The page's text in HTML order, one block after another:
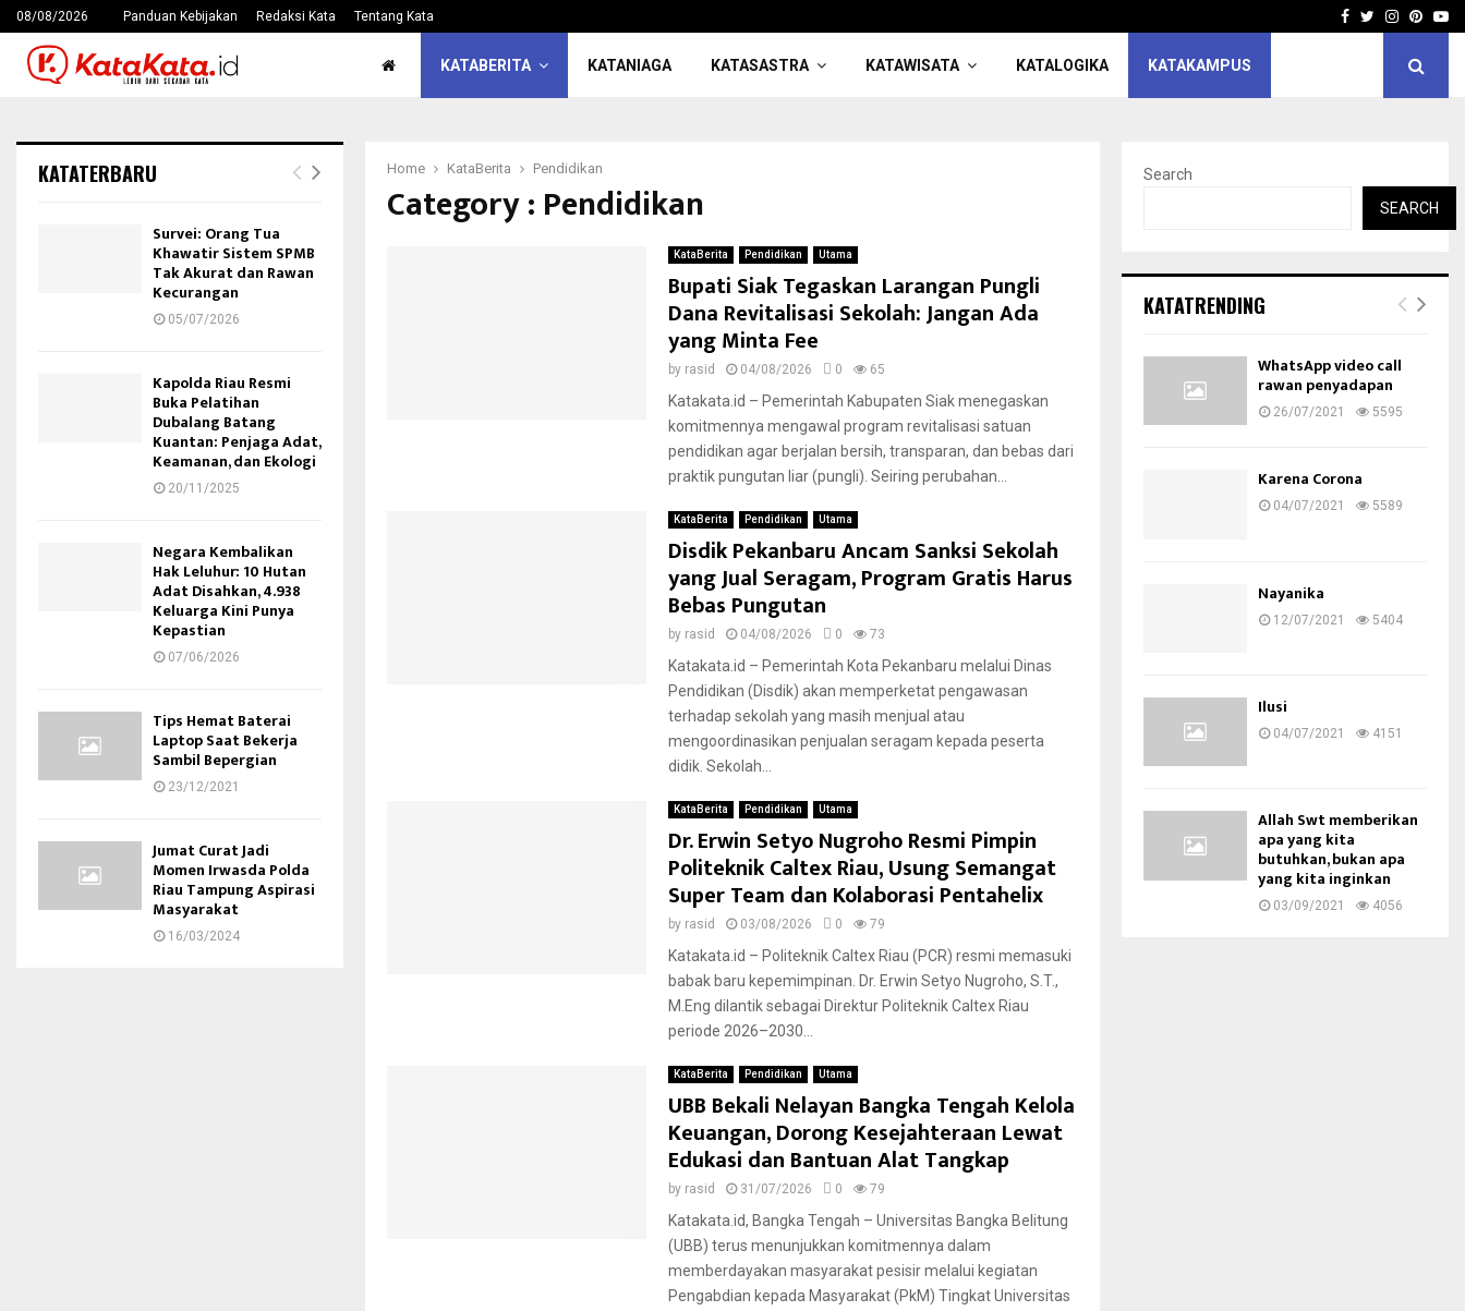
08/08/2026 Panduan Kebijakan Redaksi Kata Tentang Kata Facebook
Twitter
KATABERITA KATANIAGA KATASASTRA KATAWISATA KATALOGIKA KATAKAMPUS
Home KataBerita Pendidikan
Category : Pendidikan
KataBerita Pendidikan Utama
Bupati Siak Tegaskan Larangan Pungli
Dana Revitalisasi Sekolah: Jangan Ada
yang Minta Fee
by rasid 04/08/2026 0 65
Katakata.id – Pemerintah Kabupaten Siak menegaskan
komitmennya mengawal program revitalisasi satuan
pendidikan agar berjalan bersih, transparan, dan bebas dari
praktik pungutan liar (pungli). Seiring perubahan...
KataBerita Pendidikan Utama
Disdik Pekanbaru Ancam Sanksi Sekolah
yang Jual Seragam, Program Gratis Harus
Bebas Pungutan
by rasid 04/08/2026 0 73
Katakata.id – Pemerintah Kota Pekanbaru melalui Dinas
Pendidikan (Disdik) akan memperketat pengawasan
terhadap sekolah yang masih menjual atau
mengoordinasikan penjualan seragam kepada peserta
didik. Sekolah...
KataBerita Pendidikan Utama
Dr. Erwin Setyo Nugroho Resmi Pimpin
Politeknik Caltex Riau, Usung Semangat
Super Team dan Kolaborasi Pentahelix
by rasid 03/08/2026 0 79
Katakata.id – Politeknik Caltex Riau (PCR) resmi memasuki
babak baru kepemimpinan. Dr. Erwin Setyo Nugroho, S.T.,
M.Eng dilantik sebagai Direktur Politeknik Caltex Riau
periode 2026–2030...
KataBerita Pendidikan Utama
UBB Bekali Nelayan Bangka Tengah Kelola
Keuangan, Dorong Kesejahteraan Lewat
Edukasi dan Bantuan Alat Tangkap
by rasid 31/07/2026 0 79
Katakata.id, Bangka Tengah – Universitas Bangka Belitung
(UBB) terus menunjukkan komitmennya dalam
memberdayakan masyarakat pesisir melalui kegiatan
Pengabdian kepada Masyarakat (PkM) Tingkat Universitas
KATATERBARU
Survei: Orang Tua
Khawatir Sistem SPMB
Tak Akurat dan Rawan
Kecurangan
05/07/2026
Kapolda Riau Resmi
Buka Pelatihan
Dubalang Batang
Kuantan: Penjaga Adat,
Keamanan, dan Ekologi
20/11/2025
Negara Kembalikan
Hak Leluhur: 10 Hutan
Adat Disahkan, 4.938
Keluarga Kini Punya
Kepastian
07/06/2026
Tips Hemat Baterai
Laptop Saat Bekerja
Sambil Bepergian
23/12/2021
Jumat Curat Jadi
Momen Irwasda Polda
Riau Tampung Aspirasi
Masyarakat
16/03/2024
Search
SEARCH
KATATRENDING
WhatsApp video call
rawan penyadapan
26/07/2021 5595
Karena Corona
04/07/2021 5589
Nayanika
12/07/2021 5404
Ilusi
04/07/2021 4151
Allah Swt memberikan
apa yang kita
butuhkan, bukan apa
yang kita inginkan
03/09/2021 4056